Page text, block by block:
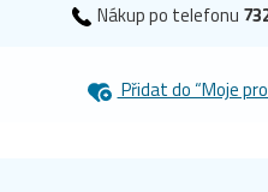
Nákup po telefonu
Přidat do “Moje